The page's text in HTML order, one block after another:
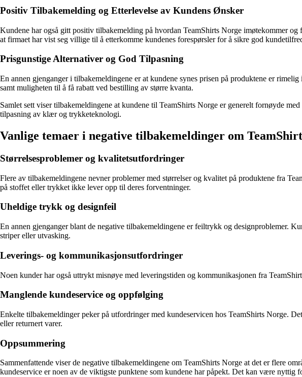
Positiv Tilbakemelding og Etterlevelse av Kundens Ønsker
Kundene har også gitt positiv tilbakemelding på hvordan TeamShirts Norge imøtekommer
at firmaet har vist seg villige til å etterkomme kundenes forespørsler for å sikre god
Prisgunstige Alternativer og God Tilpasning
En annen gjenganger i tilbakemeldingene er at kundene synes prisen på produktene er
samt muligheten til å få rabatt ved bestilling av større kvanta.
Samlet sett viser tilbakemeldingene at kundene til TeamShirts Norge er generelt fornøyde
tilpasning av klær og trykketeknologi.
Vanlige temaer i negative tilbakemeldinger om
Størrelsesproblemer og kvalitetsutfordringer
Flere av tilbakemeldingene nevner problemer med størrelser og kvalitet på produktene fra
på stoffet eller trykket ikke lever opp til deres forventninger.
Uheldige trykk og designfeil
En annen gjenganger blant de negative tilbakemeldingene er feiltrykk og designproblemer.
striper eller utvasking.
Leverings- og kommunikasjonsutfordringer
Noen kunder har også uttrykt misnøye med leveringstiden og kommunikasjonen fra
Manglende kundeservice og oppfølging
Enkelte tilbakemeldinger peker på utfordringer med kundeservicen hos TeamShirts Norge.
eller returnert varer.
Oppsummering
Sammenfattende viser de negative tilbakemeldingene om TeamShirts Norge at det er flere
kundeservice er noen av de viktigste punktene som kundene har påpekt. Det kan være nyttig